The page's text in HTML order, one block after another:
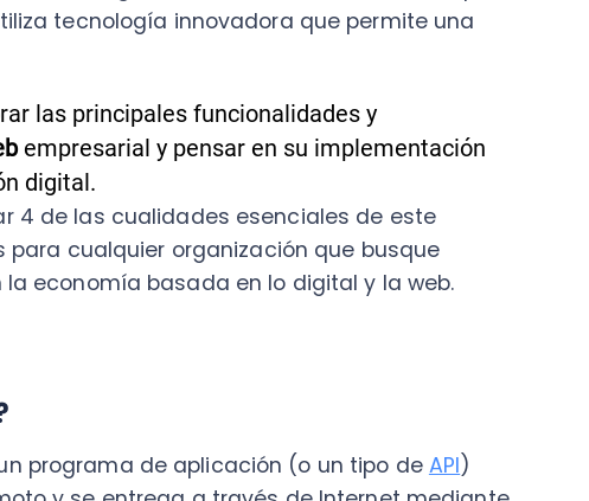
las cualidades esenciales de este
basada en lo digital y la web.
de aplicación (o un tipo deAPI )
componente del sitio web que realice
una web app.
una amplia variedad de usos y ser